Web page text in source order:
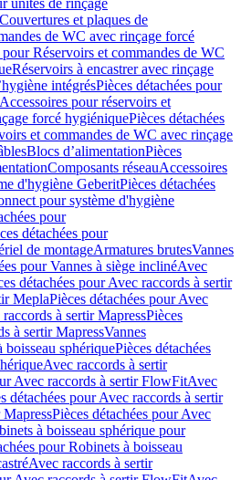
unités de rinçage
Couvertures et plaques de
de WC avec rinçage forcé
pour Réservoirs et commandes de WC
Réservoirs à encastrer avec rinçage
intégrésPièces détachées pour
Accessoires pour réservoirs et
forcé hygiéniquePièces détachées
et commandes de WC avec rinçage
Blocs d’alimentationPièces
Composants réseauAccessoires
d'hygiène GeberitPièces détachées
pour système d'hygiène
pour
détachées pour
de montageArmatures brutesVannes
pour Vannes à siège inclinéAvec
détachées pour Avec raccords à sertir
MeplaPièces détachées pour Avec
à sertir MapressPièces
à sertir MapressVannes
boisseau sphériquePièces détachées
Avec raccords à sertir
Avec raccords à sertir FlowFitAvec
détachées pour Avec raccords à sertir
Pièces détachées pour Avec
à boisseau sphérique pour
pour Robinets à boisseau
Avec raccords à sertir